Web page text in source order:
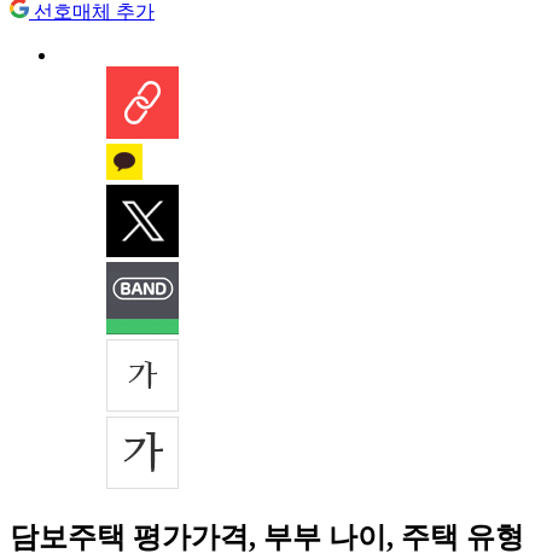
선호매체 추가
담보주택 평가가격, 부부 나이, 주택 유형